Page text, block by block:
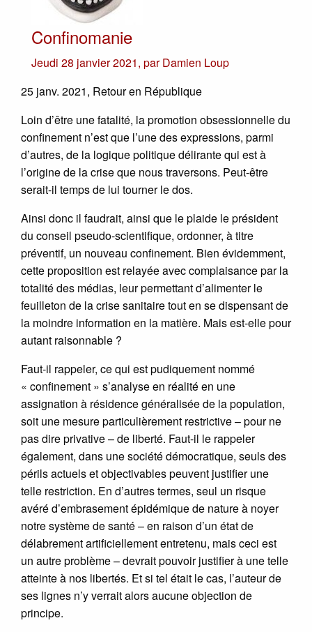
Confinomanie
Jeudi 28 janvier 2021, parDamien Loup
25 janv. 2021, Retour en République
Loin d’être une fatalité, la promotion obsessionnelle du
confinement n’est que l’une des expressions, parmi
d’autres, de la logique politique délirante qui est à
l’origine de la crise que nous traversons. Peut-être
serait-il temps de lui tourner le dos.
Ainsi donc il faudrait, ainsi que le plaide le président
du conseil pseudo-scientifique, ordonner, à titre
préventif, un nouveau confinement. Bien évidemment,
cette proposition est relayée avec complaisance par la
totalité des médias, leur permettant d’alimenter le
feuilleton de la crise sanitaire tout en se dispensant de
la moindre information en la matière. Mais est-elle pour
autant raisonnable ?
Faut-il rappeler, ce qui est pudiquement nommé
« confinement » s’analyse en réalité en une
assignation à résidence généralisée de la population,
soit une mesure particulièrement restrictive – pour ne
pas dire privative – de liberté. Faut-il le rappeler
également, dans une société démocratique, seuls des
périls actuels et objectivables peuvent justifier une
telle restriction. En d’autres termes, seul un risque
avéré d’embrasement épidémique de nature à noyer
notre système de santé – en raison d’un état de
délabrement artificiellement entretenu, mais ceci est
un autre problème – devrait pouvoir justifier à une telle
atteinte à nos libertés. Et si tel était le cas, l’auteur de
ses lignes n’y verrait alors aucune objection de
principe.